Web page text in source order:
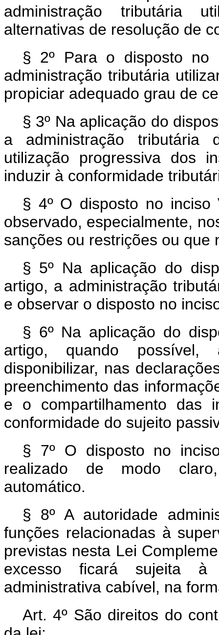
administração tributária
alternativas de resolução de
§ 2º Para o disposto
administração tributária
propiciar adequado grau de
§ 3º Na aplicação do
a administração tributária
utilização progressiva dos
induzir à conformidade
§ 4º O disposto no
observado, especialmente,
sanções ou restrições ou que
§ 5º Na aplicação do
artigo, a administração
e observar o disposto no
§ 6º Na aplicação do
artigo, quando possível,
disponibilizar, nas
preenchimento das
e o compartilhamento das
conformidade do sujeito
§ 7º O disposto no
realizado de modo
automático.
§ 8º A autoridade
funções relacionadas à
previstas nesta Lei
excesso ficará sujeita à
administrativa cabível, na
Art. 4º São direitos do